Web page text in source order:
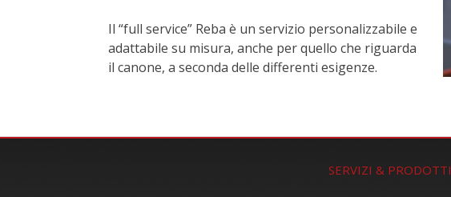
Il “full service” Reba è un servizio personalizzabile e
adattabile su misura, anche per quello che riguarda
il canone, a seconda delle differenti esigenze.
SERVIZI & PRODOTTI